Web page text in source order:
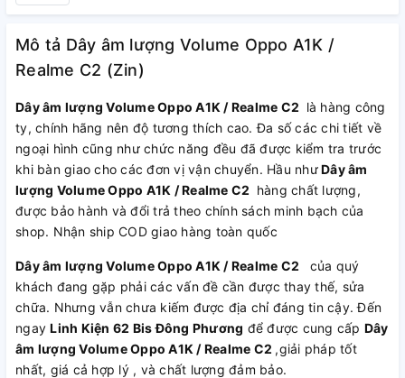
Mô tả Dây âm lượng Volume Oppo A1K /
Realme C2 (Zin)
Dây âm lượng Volume Oppo A1K / Realme C2 là hàng công
ty, chính hãng nên độ tương thích cao. Đa số các chi tiết về
ngoại hình cũng như chức năng đều đã được kiểm tra trước
khi bàn giao cho các đơn vị vận chuyển. Hầu nhưDây âm
lượng Volume Oppo A1K / Realme C2 hàng chất lượng,
được bảo hành và đổi trả theo chính sách minh bạch của
shop. Nhận ship COD giao hàng toàn quốc
Dây âm lượng Volume Oppo A1K / Realme C2
của quý
khách đang gặp phải các vấn đề cần được thay thế, sửa
chữa. Nhưng vẫn chưa kiếm được địa chỉ đáng tin cậy. Đến
ngayLinh Kiện 62 Bis Đông Phương để được cung cấp Dây
âm lượng Volume Oppo A1K / Realme C2 ,giải pháp tốt
nhất, giá cả hợp lý , và chất lượng đảm bảo.